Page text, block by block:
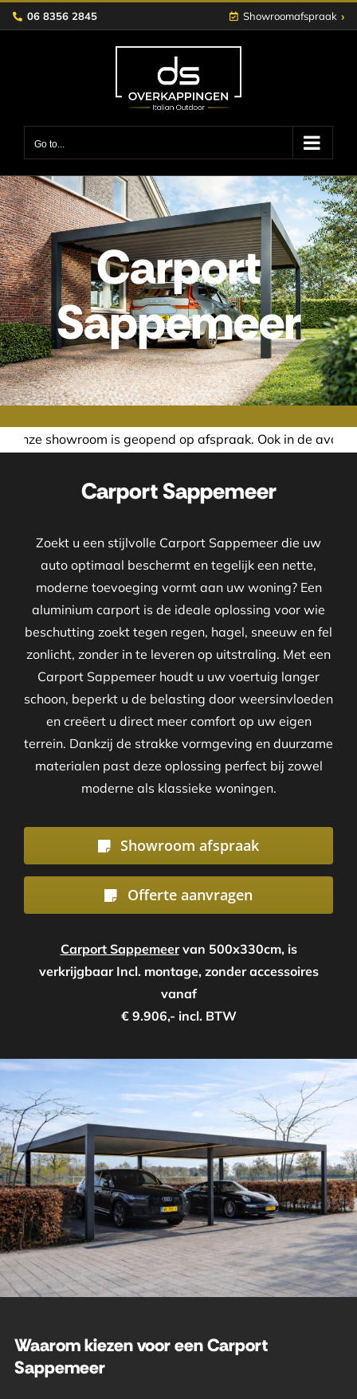
Skip
to
06 8356 2845 Showroomafspraak ›
Go to...
Carport
Sappemeer
is geopend op afspraak. Ook in de avond of in het
Carport Sappemeer
Zoekt u een stijlvolle Carport Sappemeer die uw
auto optimaal beschermt en tegelijk een nette,
moderne toevoeging vormt aan uw woning? Een
aluminium carport is de ideale oplossing voor wie
beschutting zoekt tegen regen, hagel, sneeuw en fel
zonlicht, zonder in te leveren op uitstraling. Met een
Carport Sappemeer houdt u uw voertuig langer
schoon, beperkt u de belasting door weersinvloeden
en creëert u direct meer comfort op uw eigen
terrein. Dankzij de strakke vormgeving en duurzame
materialen past deze oplossing perfect bij zowel
moderne als klassieke woningen.
Showroom afspraak
Offerte aanvragen
Carport Sappemeervan 500x330cm, is
verkrijgbaar Incl. montage, zonder accessoires
vanaf
€ 9.906,- incl. BTW
Waarom kiezen voor een Carport
Sappemeer